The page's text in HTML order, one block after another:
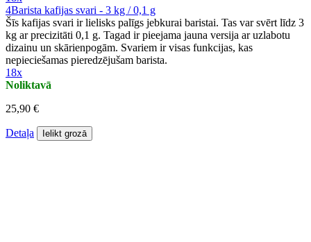
4Barista kafijas svari - 3 kg / 0,1 g
Šīs kafijas svari ir lielisks palīgs jebkurai baristai. Tas var svērt līdz 3
kg ar precizitāti 0,1 g. Tagad ir pieejama jauna versija ar uzlabotu
dizainu un skārienpogām. Svariem ir visas funkcijas, kas
nepieciešamas pieredzējušam barista.
18x
Noliktavā
25,90 €
Detaļa Ielikt grozā